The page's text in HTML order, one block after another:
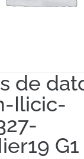
de
Ilicic-
G1